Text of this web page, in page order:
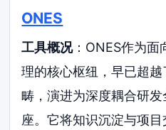
ONES
工具概况：ONES作为面
理的核心枢纽，早已超
畴，演进为深度耦合研
座。它将知识沉淀与项